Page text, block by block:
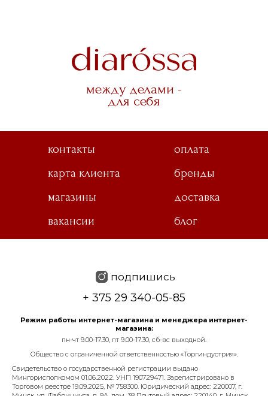
между делами -
для себя
контакты
оплата
карта клиента
бренды
магазины
доставка
вакансии
блог
подпишись
+ 375 29 340-05-85
Режим работы интернет-магазина и менеджера интернет-
магазина:
пн-чт 9.00-17.30, пт 9.00-17.30, сб-вс выходной.
Общество с ограниченной ответственностью «Торгиндустрия».
Свидетельство о государственной регистрации выдано
Мингорисполкомом 01.06.2022. УНП 190729471. Зарегистрировано в
Торговом реестре 19.09.2025, № 758300. Юридический адрес: 220007, г.